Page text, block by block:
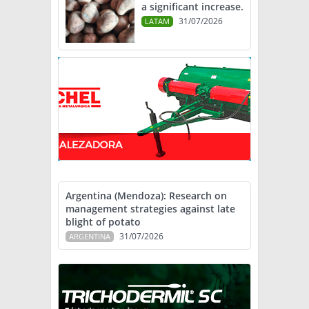
a significant increase.
LATAM 31/07/2026
Argentina (Mendoza): Research on
management strategies against late
blight of potato
ARGENTINA 31/07/2026